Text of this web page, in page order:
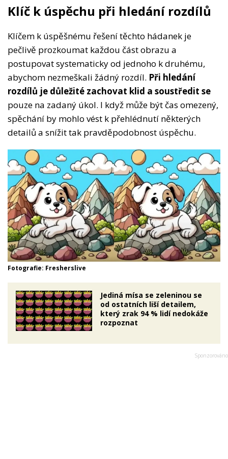
Klíč k úspěchu při hledání rozdílů
Klíčem k úspěšnému řešení těchto hádanek je
pečlivě prozkoumat každou část obrazu a
postupovat systematicky od jednoho k druhému,
abychom nezmeškali žádný rozdíl. Při hledání
rozdílů je důležité zachovat klid a soustředit se
pouze na zadaný úkol. I když může být čas omezený,
spěchání by mohlo vést k přehlédnutí některých
detailů a snížit tak pravděpodobnost úspěchu.
Fotografie: Fresherslive
Jediná mísa se zeleninou se
od ostatních liší detailem,
který zrak 94 % lidí nedokáže
rozpoznat